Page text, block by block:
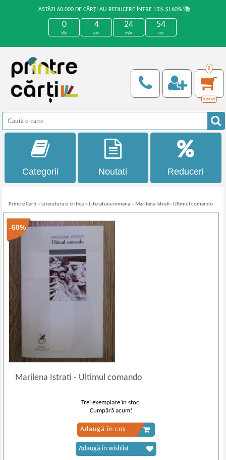
ASTĂZI 60.000 DE CĂRȚI AU REDUCERE ÎNTRE 15% ȘI 60%!📚
0
zile
4
ore
24
min
54
sec
0
0,00 Lei
Categorii Noutati Reduceri
Printre Carti » Literatura si critica » Literatura romana » Marilena Istrati - Ultimul comando
-60%
Marilena Istrati- Ultimul comando
Trei exemplare în stoc.
Cumpără acum!
Adaugă în coș
Adaugă în wishlist